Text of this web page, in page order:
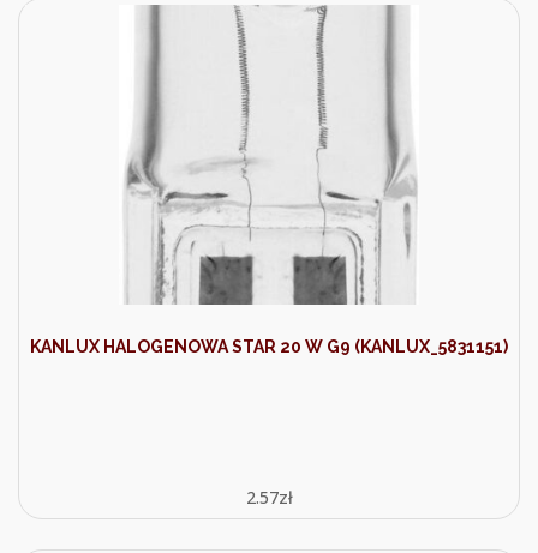
KANLUX HALOGENOWA STAR 20 W G9 (KANLUX_5831151)
2.57zł